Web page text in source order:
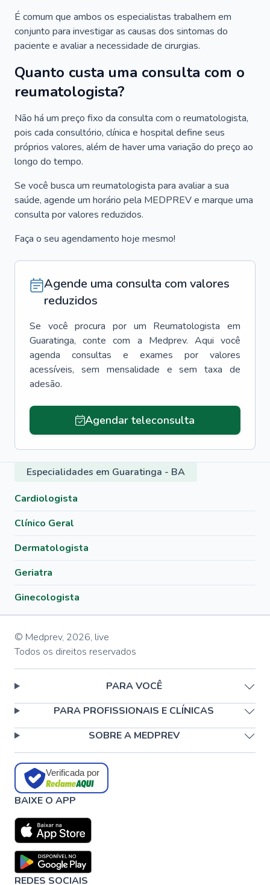
É comum que ambos os especialistas trabalhem em
conjunto para investigar as causas dos sintomas do
paciente e avaliar a necessidade de cirurgias.
Quanto custa uma consulta com o
reumatologista?
Não há um preço fixo da consulta com o reumatologista,
pois cada consultório, clínica e hospital define seus
próprios valores, além de haver uma variação do preço ao
longo do tempo.
Se você busca um reumatologista para avaliar a sua
saúde, agende um horário pela MEDPREV e marque uma
consulta por valores reduzidos.
Faça o seu agendamento hoje mesmo!
Agende uma consulta com valores
reduzidos
Se você procura por um Reumatologista em
Guaratinga, conte com a Medprev. Aqui você
agenda consultas e exames por valores
acessíveis, sem mensalidade e sem taxa de
adesão.
Agendar teleconsulta
Especialidades em Guaratinga - BA
Cardiologista
Clínico Geral
Dermatologista
Geriatra
Ginecologista
© Medprev, 2026, live
Todos os direitos reservados
PARA VOCÊ
PARA PROFISSIONAIS E CLÍNICAS
SOBRE A MEDPREV
Verificada por
BAIXE O APP
REDES SOCIAIS